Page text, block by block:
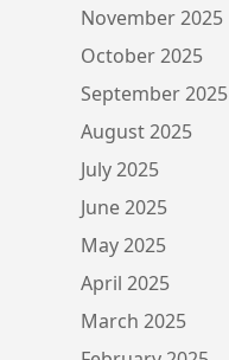
November 2025
October 2025
September 2025
August 2025
July 2025
June 2025
May 2025
April 2025
March 2025